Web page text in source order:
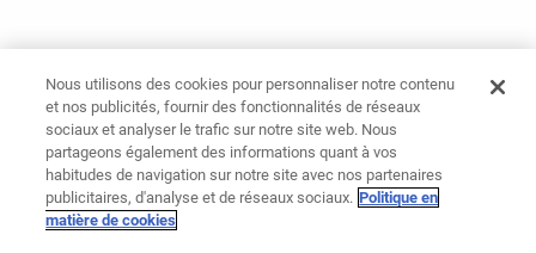
Nous utilisons des cookies pour personnaliser notre contenu
et nos publicités, fournir des fonctionnalités de réseaux
sociaux et analyser le trafic sur notre site web. Nous
partageons également des informations quant à vos
habitudes de navigation sur notre site avec nos partenaires
publicitaires, d'analyse et de réseaux sociaux. Politique en
matière de cookies